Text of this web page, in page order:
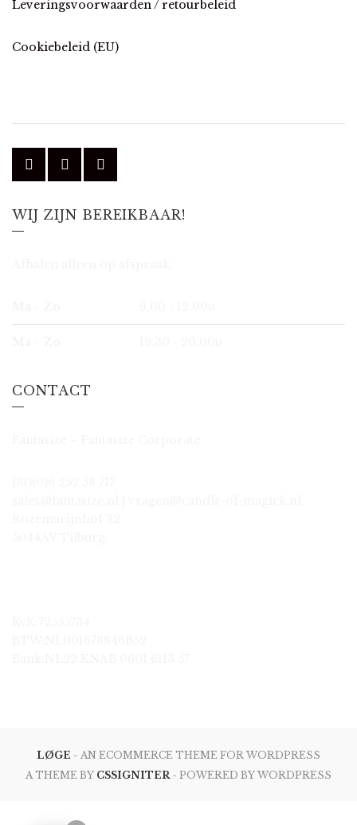
Leveringsvoorwaarden / retourbeleid
Cookiebeleid (EU)
WIJ ZIJN BEREIKBAAR!
CONTACT
LØGE - AN ECOMMERCE THEME FOR WORDPRESS
A THEME BY CSSIGNITER- POWERED BY WORDPRESS